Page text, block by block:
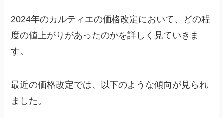
2024年のカルティエの価格改定において、どの程
度の値上がりがあったのかを詳しく見ていきま
す。
最近の価格改定では、以下のような傾向が見られ
ました。